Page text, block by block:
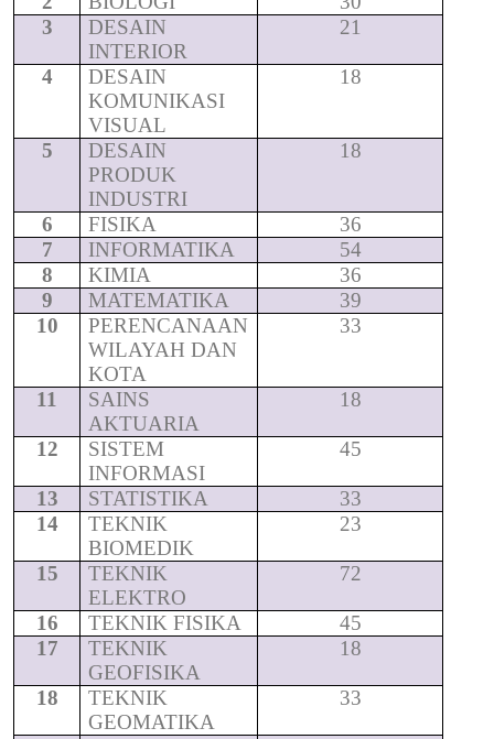
3
DESAIN
INTERIOR
21
4
DESAIN
KOMUNIKASI
VISUAL
18
5
DESAIN
PRODUK
INDUSTRI
18
6 FISIKA
36
7
INFORMATIKA
54
8
KIMIA
36
9
MATEMATIKA
39
10
PERENCANAAN
WILAYAH DAN
KOTA
33
11
SAINS
AKTUARIA
18
12
SISTEM
INFORMASI
45
13 STATISTIKA
33
14
TEKNIK
BIOMEDIK
23
15
TEKNIK
ELEKTRO
72
16 TEKNIK FISIKA
45
17
TEKNIK
GEOFISIKA
18
18
TEKNIK
GEOMATIKA
33